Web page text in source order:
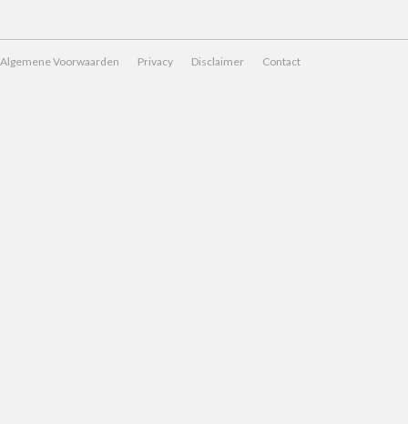
Algemene Voorwaarden Privacy Disclaimer Contact